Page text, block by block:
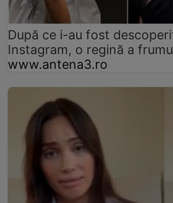
După ce i-au fost
Instagram, o regină a
www.antena3.ro